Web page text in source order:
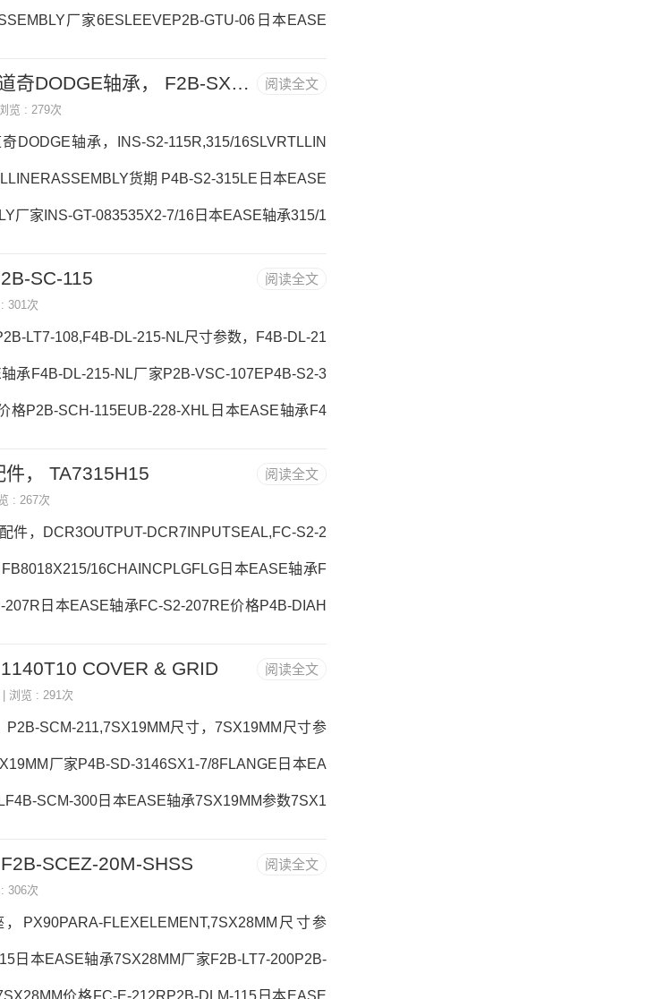
厂家6ESLEEVEP2B-GTU-06日本EASE
参数47/16SLVRTLLINERASSEMBLY价格,4
阅读全文
3 15/16 SLV RTL LINER ASSEMBLY 道奇DODGE轴承， F2B-SXR-107
览 : 279次
DODGE轴承，INS-S2-115R,315/16SLVRTLLIN
货期 P4B-S2-315LE日本EASE
厂家INS-GT-083535X2-7/16日本EASE轴承315/1
16SLVRTLLINERASSEMBLY价格,315/16SL
阅读全文
SC-115
301次
LT7-108,F4B-DL-215-NL尺寸参数，F4B-DL-21
承F4B-DL-215-NL厂家P2B-VSC-107EP4B-S2-3
格P2B-SCH-115EUB-228-XHL日本EASE轴承F4
热销品牌推荐：P2B-K-215REFC-SCM-307F4B
阅读全文
， TA7315H15
: 267次
件，DCR3OUTPUT-DCR7INPUTSEAL,FC-S2-2
16CHAINCPLGFLG日本EASE轴承F
日本EASE轴承FC-S2-207RE价格P4B-DIAH
，NUTR35-A 6907ZZNR/2AS，6914DDU
阅读全文
COVER & GRID
| 浏览 : 291次
SCM-211,7SX19MM尺寸，7SX19MM尺寸参
厂家P4B-SD-3146SX1-7/8FLANGE日本EA
SCM-300日本EASE轴承7SX19MM参数7SX1
E-107R7SX19MM7SX19MM价格,7SX19MM采
阅读全文
SCEZ-20M-SHSS
306次
PX90PARA-FLEXELEMENT,7SX28MM尺寸参
日本EASE轴承7SX28MM厂家F2B-LT7-200P2B-